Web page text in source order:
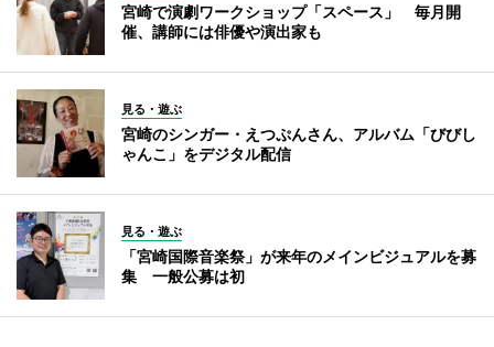
宮崎で演劇ワークショップ「スペース」 毎月開
催、講師には俳優や演出家も
見る・遊ぶ
宮崎のシンガー・えつぷんさん、アルバム「びびし
ゃんこ」をデジタル配信
見る・遊ぶ
「宮崎国際音楽祭」が来年のメインビジュアルを募
集 一般公募は初